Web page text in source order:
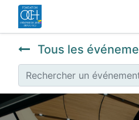
Tous les